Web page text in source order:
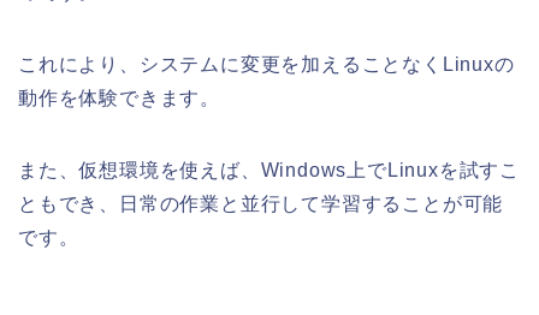
これにより、システムに変更を加えることなくLinuxの
動作を体験できます。
また、仮想環境を使えば、Windows上でLinuxを試すこ
ともでき、日常の作業と並行して学習することが可能
です。